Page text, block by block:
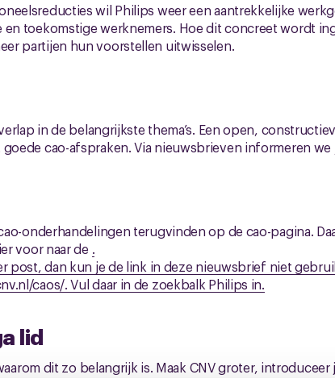
wil Philips weer een aantrekkelijke
toekomstige werknemers. Hoe dit concreet wordt
partijen hun voorstellen uitwisselen.
in de belangrijkste thema’s. Een open,
cao-afspraken. Via nieuwsbrieven informeren
onderhandelingen terugvinden op de cao-pagina.
voor naar de .
post, dan kun je de link in deze nieuwsbrief niet
caos/. Vul daar in de zoekbalk Philips in.
lid
dit zo belangrijk is. Maak CNV groter, introduceer